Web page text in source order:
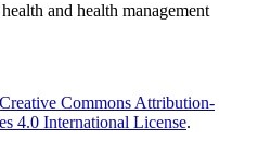
and health management
Creative Commons Attribution-
4.0 International License.